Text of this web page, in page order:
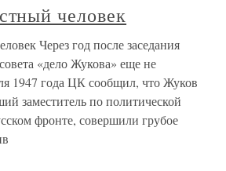
человек
Через год после заседания
«дело Жукова» еще не
1947 года ЦК сообщил, что Жуков
заместитель по политической
фронте, совершили грубое